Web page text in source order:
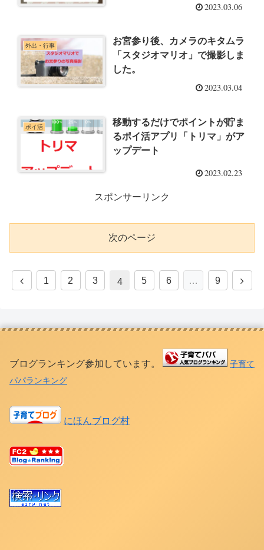
2023.03.06
外出・行事
お宮参り後、カメラのキタムラ
「スタジオマリオ」で撮影しま
した。
2023.03.04
ポイ活
移動するだけでポイントが貯ま
るポイ活アプリ「トリマ」がア
ップデート
2023.02.23
スポンサーリンク
次のページ
前
1 2 3 4 5 6 … 9
次
ブログランキング参加しています。
子育て
パパランキング
にほんブログ村